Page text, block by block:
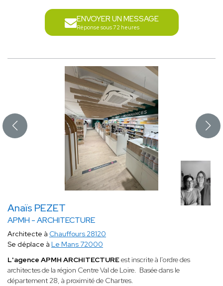
ENVOYER UN MESSAGE
Réponse sous 72 heures
Anaïs PEZET
APMH - ARCHITECTURE
Architecte à Chauffours 28120
Se déplace à Le Mans 72000
L'agence APMH ARCHITECTUREest inscrite à l'ordre des
architectes de la région Centre Val de Loire. Basée dans le
département 28, à proximité de Chartres.